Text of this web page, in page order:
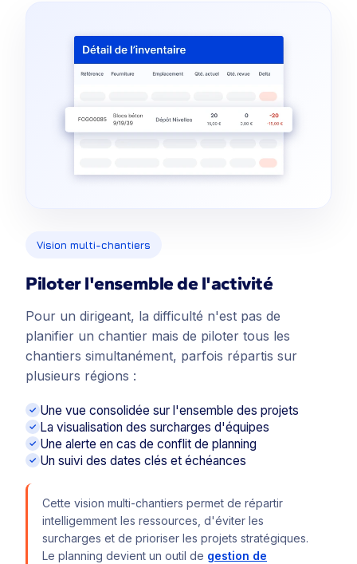
Vision multi-chantiers
Piloter l'ensemble de l'activité
Pour un dirigeant, la difficulté n'est pas de
planifier un chantier mais de piloter tous les
chantiers simultanément, parfois répartis sur
plusieurs régions :
Une vue consolidée sur l'ensemble des projets
La visualisation des surcharges d'équipes
Une alerte en cas de conflit de planning
Un suivi des dates clés et échéances
Cette vision multi-chantiers permet de répartir
intelligemment les ressources, d'éviter les
surcharges et de prioriser les projets stratégiques.
Le planning devient un outil de gestion de